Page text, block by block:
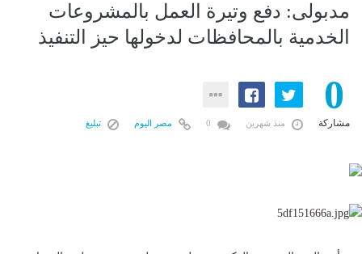
مدبولى: دفع وتيرة العمل بالمشروعات
الخدمية بالمحافظات لدخولها حيز التنفيذ
0
مشاركة منذ شهرين مصر اليوم تبليغ